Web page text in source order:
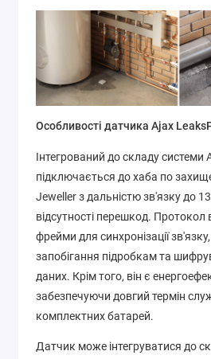
Особливості датчика Ajax
Інтегрований до складу системи
підключається до хаба по
Jeweller з дальністю зв'язку до
відсутності перешкод. Протокол
фрейми для синхронізації
запобігання підробкам та
даних. Крім того, він є
забезпечуючи довгий термін
комплектних батарей.
Датчик може інтегруватися до